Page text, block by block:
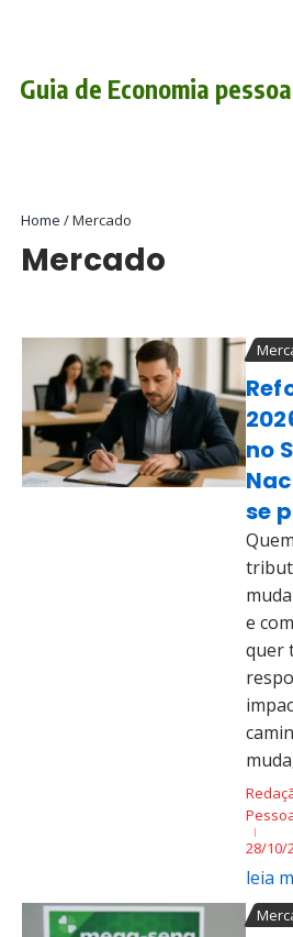
Guia de Economia
Home /Mercado
Mercado
no
se
e
quer
28/10/
leia